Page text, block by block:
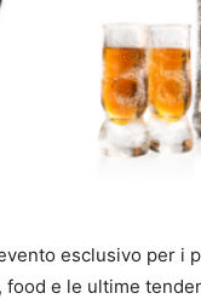
esclusivo per i
e le ultime